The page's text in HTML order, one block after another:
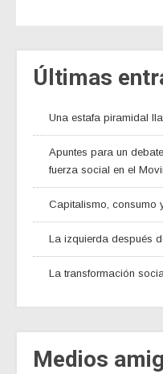
Últimas
Una estafa piramidal
Apuntes para un
fuerza social en el
Capitalismo, consumo
La izquierda después
La transformación
Medios